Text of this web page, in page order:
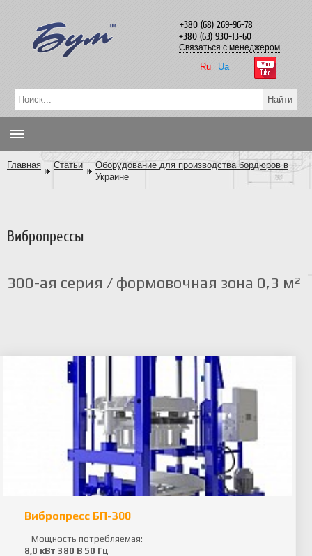
Ru Ua
+380 (68) 269-96-78
+380 (63) 930-13-60
Связаться с менеджером
Главная Статьи
Оборудование для производства бордюров в
Украине
Вибропрессы
300-ая серия / формовочная зона 0,3 м²
Вибропресс БП-300
Мощность потребляемая:
8,0 кВт 380 В 50 Гц